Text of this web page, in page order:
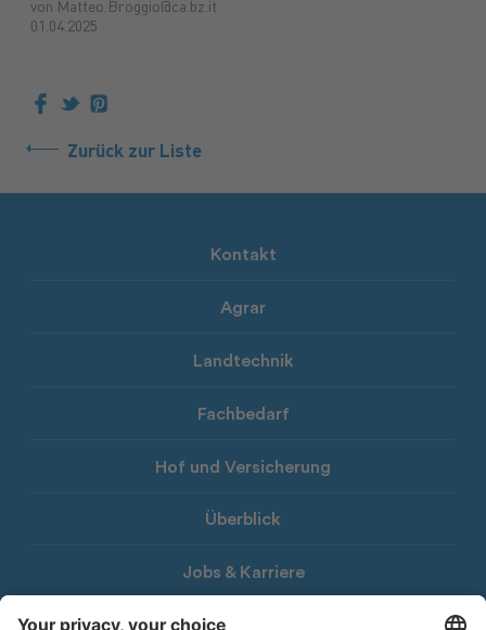
von Matteo.Broggio@ca.bz.it
01.04.2025
Zurück zur Liste
Kontakt
Agrar
Landtechnik
Fachbedarf
Hof und Versicherung
Überblick
Jobs & Karriere
Download